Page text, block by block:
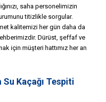
saha personelimizin
titizlikle sorgular.
kalitemizi her gün daha da
Dürüst, şeffaf ve
için müşteri hattımız her an
Kaçağı Tespiti